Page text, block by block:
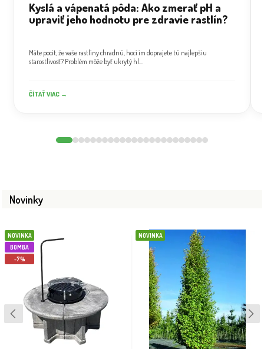
Kyslá a vápenatá pôda: Ako zmerať pH a
upraviť jeho hodnotu pre zdravie rastlín?
Máte pocit, že vaše rastliny chradnú, hoci im doprajete tú najlepšiu
starostlivosť? Problém môže byť ukrytý hl...
ČÍTAŤ VIAC →
Novinky
NOVINKA
BOMBA
-7%
NOVINKA